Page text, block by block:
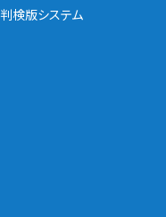
判検版システム